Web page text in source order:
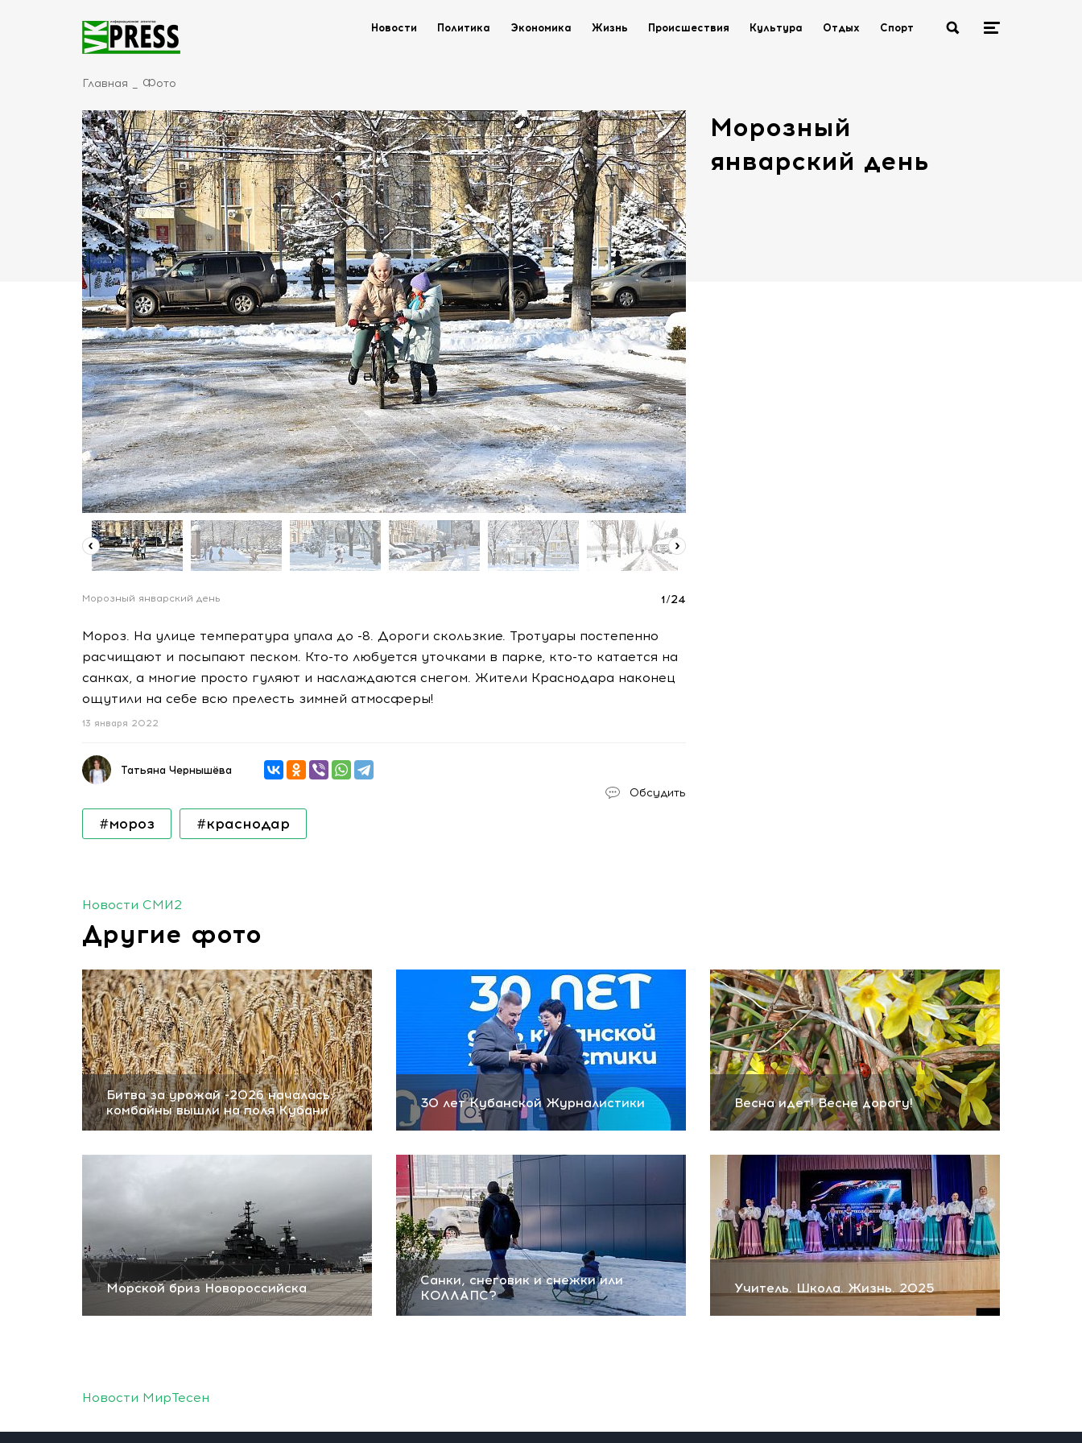
Новости Политика Экономика Жизнь Происшествия Культура Отдых Спорт
Главная Фото
Морозный
январский день
Морозный январский день 1/24
Мороз. На улице температура упала до -8. Дороги скользкие. Тротуары постепенно
расчищают и посыпают песком. Кто-то любуется уточками в парке, кто-то катается на
санках, а многие просто гуляют и наслаждаются снегом. Жители Краснодара наконец
ощутили на себе всю прелесть зимней атмосферы!
13 января 2022
Татьяна Чернышёва
Обсудить
#мороз #краснодар
Новости СМИ2
Другие фото
Битва за урожай -2026 началась:
комбайны вышли на поля Кубани
30 лет Кубанской Журналистики Весна идет! Весне дорогу!
Морской бриз Новороссийска
Санки, снеговик и снежки или
КОЛЛАПС?
Учитель. Школа. Жизнь. 2025
Новости МирТесен